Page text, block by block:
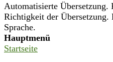
Automatisierte
Richtigkeit der Übersetzung.
Sprache.
Hauptmenü
Startseite